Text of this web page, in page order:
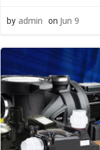
by admin on Jun 9